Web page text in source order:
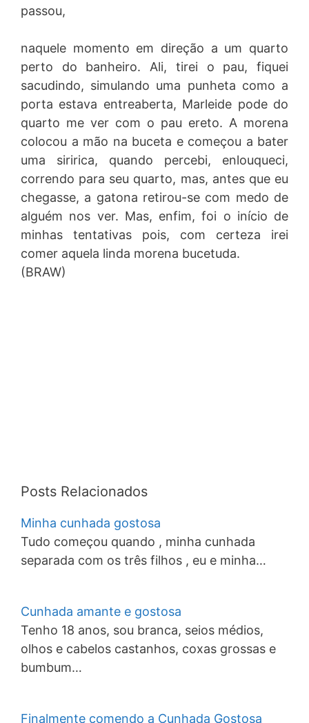
passou,
naquele momento em direção a um quarto
perto do banheiro. Ali, tirei o pau, fiquei
sacudindo, simulando uma punheta como a
porta estava entreaberta, Marleide pode do
quarto me ver com o pau ereto. A morena
colocou a mão na buceta e começou a bater
uma siririca, quando percebi, enlouqueci,
correndo para seu quarto, mas, antes que eu
chegasse, a gatona retirou-se com medo de
alguém nos ver. Mas, enfim, foi o início de
minhas tentativas pois, com certeza irei
comer aquela linda morena bucetuda.
(BRAW)
Posts Relacionados
Minha cunhada gostosa
Tudo começou quando , minha cunhada
separada com os três filhos , eu e minha…
Cunhada amante e gostosa
Tenho 18 anos, sou branca, seios médios,
olhos e cabelos castanhos, coxas grossas e
bumbum…
Finalmente comendo a Cunhada Gostosa